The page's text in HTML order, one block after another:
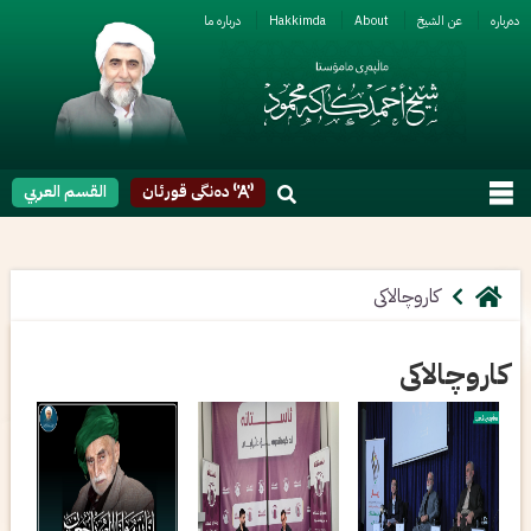
عن الشیخ Hakkimda About دربارە ما
القسم العربي دەنگی قورئان
کاروچالاکی
کاروچالاکی